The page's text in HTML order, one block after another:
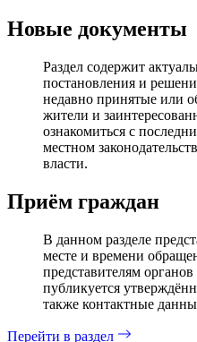
Новые документы
Раздел содержит
постановления и
недавно принятые или
жители и
ознакомиться с
местном
власти.
Приём граждан
В данном разделе
месте и времени
представителям органов
публикуется
также контактные
Перейти в раздел